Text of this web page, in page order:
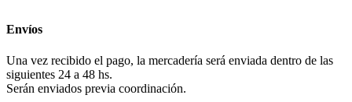
Envíos
Una vez recibido el pago, la mercadería será enviada dentro de las
siguientes 24 a 48 hs.
Serán enviados previa coordinación.